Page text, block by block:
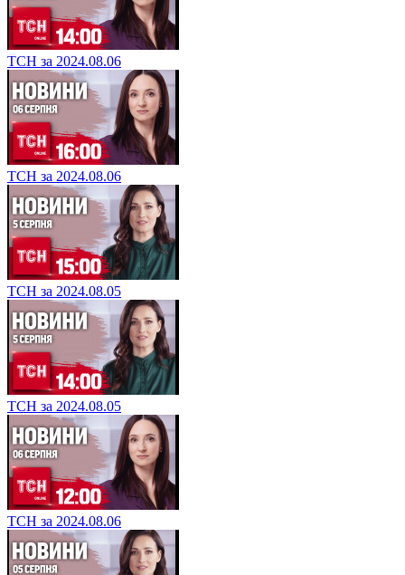
ТСН за 2024.08.06
ТСН за 2024.08.06
ТСН за 2024.08.05
ТСН за 2024.08.05
ТСН за 2024.08.06